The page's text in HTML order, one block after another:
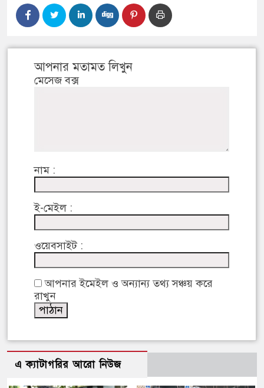
আপনার মতামত লিখুন
মেসেজ বক্স
নাম :
ই-মেইল :
ওয়েবসাইট :
আপনার ইমেইল ও অন্যান্য তথ্য সঞ্চয় করে
রাখুন
এ ক্যাটাগরির আরো নিউজ